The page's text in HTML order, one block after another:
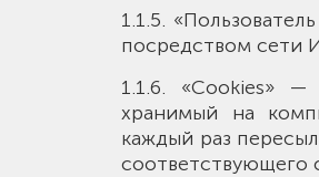
1.1.5.
посредством сети
1.1.6. «Cookies»
хранимый на
каждый раз
соответствующего